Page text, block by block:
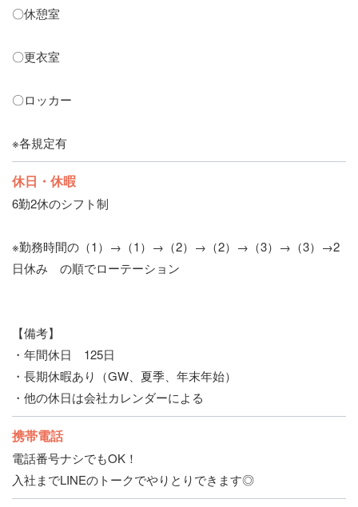
〇休憩室
〇更衣室
〇ロッカー
※各規定有
休日・休暇
6勤2休のシフト制
※勤務時間の（1）→（1）→（2）→（2）→（3）→（3）→2
日休み の順でローテーション
【備考】
・年間休日 125日
・長期休暇あり（GW、夏季、年末年始）
・他の休日は会社カレンダーによる
携帯電話
電話番号ナシでもOK！
入社までLINEのトークでやりとりできます◎